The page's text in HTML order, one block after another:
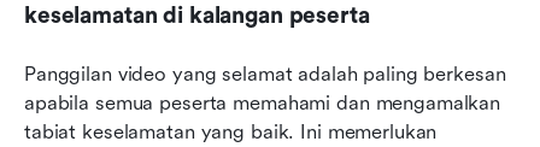
keselamatan di kalangan peserta
Panggilan video yang selamat adalah paling berkesan
apabila semua peserta memahami dan mengamalkan
tabiat keselamatan yang baik. Ini memerlukan